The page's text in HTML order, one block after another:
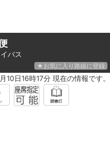
バス
★お気に入り路線に登録
10日16時17分 現在の情報です。